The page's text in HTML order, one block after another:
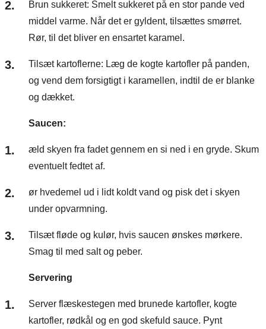
Brun sukkeret: Smelt sukkeret på en stor pande ved
middel varme. Når det er gyldent, tilsættes smørret.
Rør, til det bliver en ensartet karamel.
Tilsæt kartoflerne: Læg de kogte kartofler på panden,
og vend dem forsigtigt i karamellen, indtil de er blanke
og dækket.
Saucen:
æld skyen fra fadet gennem en si ned i en gryde. Skum
eventuelt fedtet af.
ør hvedemel ud i lidt koldt vand og pisk det i skyen
under opvarmning.
Tilsæt fløde og kulør, hvis saucen ønskes mørkere.
Smag til med salt og peber.
Servering
Server flæskestegen med brunede kartofler, kogte
kartofler, rødkål og en god skefuld sauce. Pynt